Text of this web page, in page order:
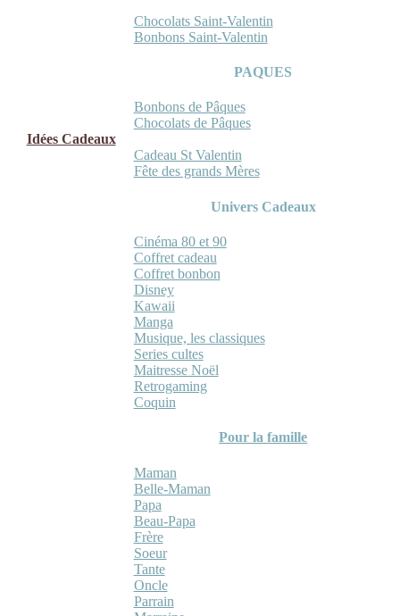
Chocolats Saint-Valentin
Bonbons Saint-Valentin
PAQUES
Bonbons de Pâques
Chocolats de Pâques
Idées Cadeaux
Cadeau St Valentin
Fête des grands Mères
Univers Cadeaux
Cinéma 80 et 90
Coffret cadeau
Coffret bonbon
Disney
Kawaii
Manga
Musique, les classiques
Series cultes
Maitresse Noël
Retrogaming
Coquin
Pour la famille
Maman
Belle-Maman
Papa
Beau-Papa
Frère
Soeur
Tante
Oncle
Parrain